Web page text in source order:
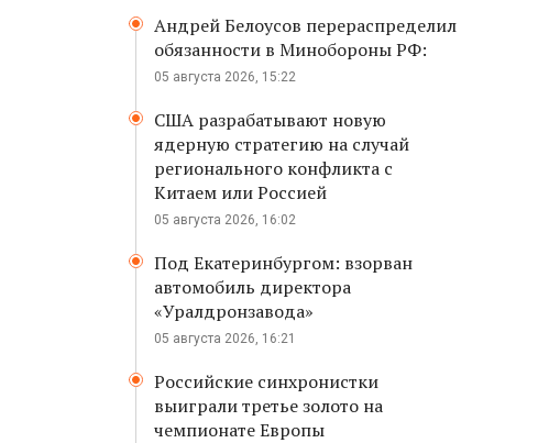
Андрей Белоусов перераспределил
обязанности в Минобороны РФ:
05 августа 2026, 15:22
США разрабатывают новую
ядерную стратегию на случай
регионального конфликта с
Китаем или Россией
05 августа 2026, 16:02
Под Екатеринбургом: взорван
автомобиль директора
«Уралдронзавода»
05 августа 2026, 16:21
Российские синхронистки
выиграли третье золото на
чемпионате Европы